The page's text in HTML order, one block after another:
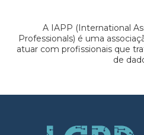
A IAPP (International
Professionals) é uma
atuar com profissionais que
de